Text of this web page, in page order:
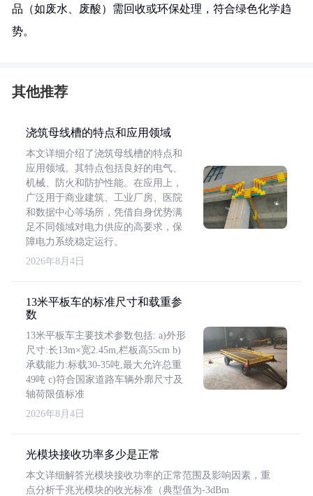
品（如废水、废酸）需回收或环保处理，符合绿色化学趋
势。
其他推荐
浇筑母线槽的特点和应用领域
本文详细介绍了浇筑母线槽的特点和
应用领域。其特点包括良好的电气、
机械、防火和防护性能。在应用上，
广泛用于商业建筑、工业厂房、医院
和数据中心等场所，凭借自身优势满
足不同领域对电力供应的高要求，保
障电力系统稳定运行。
2026年8月4日
13米平板车的标准尺寸和载重参
数
13米平板车主要技术参数包括: a)外形
尺寸:长13m×宽2.45m,栏板高55cm b)
承载能力:标载30-35吨,最大允许总重
49吨 c)符合国家道路车辆外廓尺寸及
轴荷限值标准
2026年8月4日
光模块接收功率多少是正常
本文详细解答光模块接收功率的正常范围及影响因素，重
点分析千兆光模块的收光标准（典型值为-3dBm